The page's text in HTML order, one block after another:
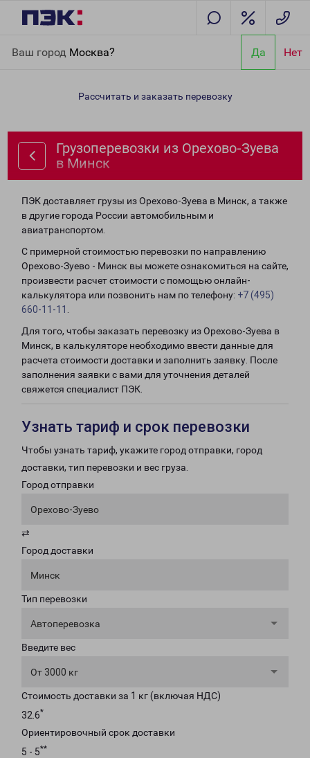
Ваш город Москва? Да Нет
Минск
Рассчитать и заказать перевозку
Грузоперевозки из Орехово-Зуева
в Минск
ПЭК доставляет грузы из Орехово-Зуева в Минск, а также
в другие города России автомобильным и
авиатранспортом.
С примерной стоимостью перевозки по направлению
Орехово-Зуево - Минск вы можете ознакомиться на сайте,
произвести расчет стоимости с помощью онлайн-
калькулятора или позвонить нам по телефону: +7 (495)
660-11-11
Для того, чтобы заказать перевозку из Орехово-Зуева в
Минск, в калькуляторе необходимо ввести данные для
расчета стоимости доставки и заполнить заявку. После
заполнения заявки с вами для уточнения деталей
свяжется специалист ПЭК.
Узнать тариф и срок перевозки
Чтобы узнать тариф, укажите город отправки, город
доставки, тип перевозки и вес груза.
Город отправки
Орехово-Зуево
⇄
Город доставки
Минск
Тип перевозки
Автоперевозка
Введите вес
От 3000 кг
Стоимость доставки за 1 кг (включая НДС)
32.6*
Ориентировочный срок доставки
5 - 5**